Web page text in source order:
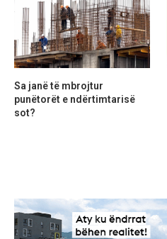
Sa janë të mbrojtur
punëtorët e ndërtimtarisë
sot?